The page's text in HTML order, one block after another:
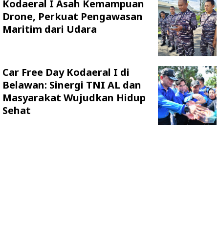
Kodaeral I Asah Kemampuan
Drone, Perkuat Pengawasan
Maritim dari Udara
Car Free Day Kodaeral I di
Belawan: Sinergi TNI AL dan
Masyarakat Wujudkan Hidup
Sehat